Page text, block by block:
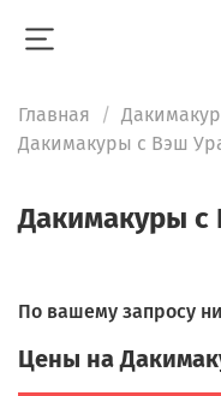
Главная
Дакимакуры с Вэш
Дакимакуры с
По вашему запросу
Цены на